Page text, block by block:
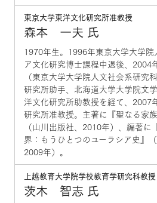
東京大学東洋文化研究所准教授
森本 一夫 氏
1970年生。1996年東京大学大学
ア文化研究博士課程中退後、2004
（東京大学大学院人文社会系研究
研究所助手、北海道大学大学院文
洋文化研究所助教授を経て、2007
研究所准教授。主著に『聖なる家
（山川出版社、2010年）、編著
界：もうひとつのユーラシア史』（
2009年）。
上越教育大学院学校教育学研究科教授
茨木 智志 氏